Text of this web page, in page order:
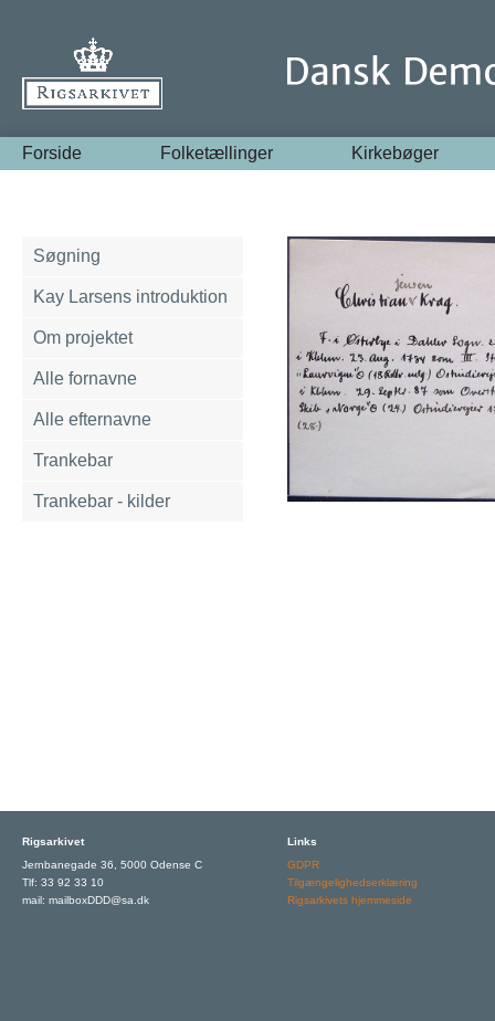
Forside Folketællinger Kirkebøger
Søgning
Kay Larsens introduktion
Om projektet
Alle fornavne
Alle efternavne
Trankebar
Trankebar - kilder
Rigsarkivet
Jernbanegade 36, 5000 Odense C
Tlf: 33 92 33 10
mail: mailboxDDD@sa.dk
Links
GDPR
Tilgængelighedserklæring
Rigsarkivets hjemmeside